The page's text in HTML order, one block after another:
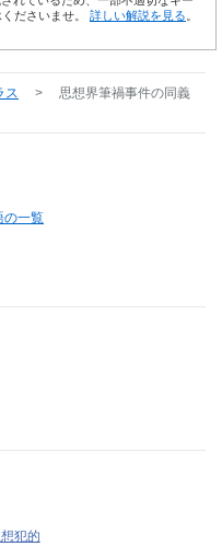
ださいませ。 詳しい解説を見る
ス > 思想界筆禍事件の同義
の一覧
犯的